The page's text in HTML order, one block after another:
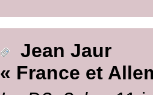
Jean Jaur
« France et